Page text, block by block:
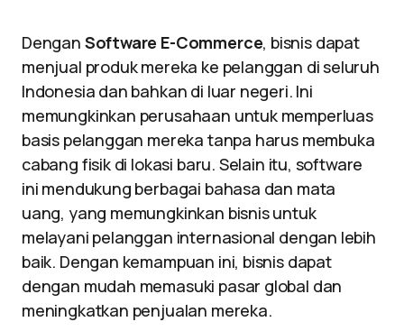
Dengan Software E-Commerce, bisnis dapat
menjual produk mereka ke pelanggan di seluruh
Indonesia dan bahkan di luar negeri. Ini
memungkinkan perusahaan untuk memperluas
basis pelanggan mereka tanpa harus membuka
cabang fisik di lokasi baru. Selain itu, software
ini mendukung berbagai bahasa dan mata
uang, yang memungkinkan bisnis untuk
melayani pelanggan internasional dengan lebih
baik. Dengan kemampuan ini, bisnis dapat
dengan mudah memasuki pasar global dan
meningkatkan penjualan mereka.